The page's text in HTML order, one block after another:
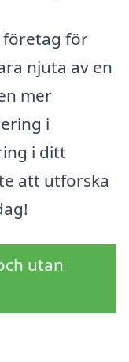
företag för
njuta av en
mer
i
i ditt
att utforska
utan